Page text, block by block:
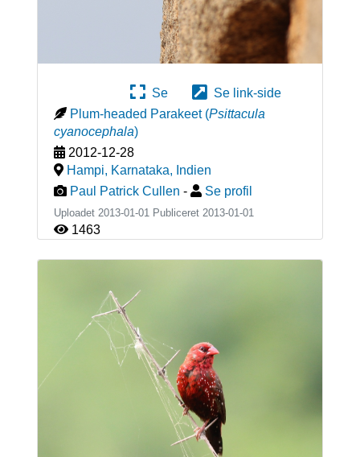
Se
Se link-side
Plum-headed Parakeet (Psittacula
cyanocephala)
2012-12-28
Hampi, Karnataka, Indien
Paul Patrick Cullen - Se profil
Uploadet 2013-01-01 Publiceret 2013-01-01
1463